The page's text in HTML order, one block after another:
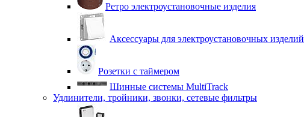
Ретро электроустановочные изделия
Аксессуары для электроустановочных изделий
Розетки с таймером
Шинные системы MultiTrack
Удлинители, тройники, звонки, сетевые фильтры